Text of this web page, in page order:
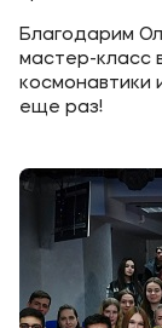
Благодарим
мастер-класс
космонавтики
еще раз!